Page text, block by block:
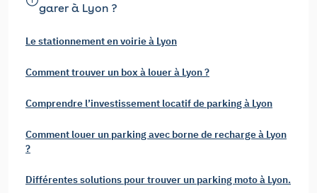
garer à Lyon ?
Le stationnement en voirie à Lyon
Comment trouver un box à louer à Lyon ?
Comprendre l’investissement locatif de parking à Lyon
Comment louer un parking avec borne de recharge à Lyon
?
Différentes solutions pour trouver un parking moto à Lyon.